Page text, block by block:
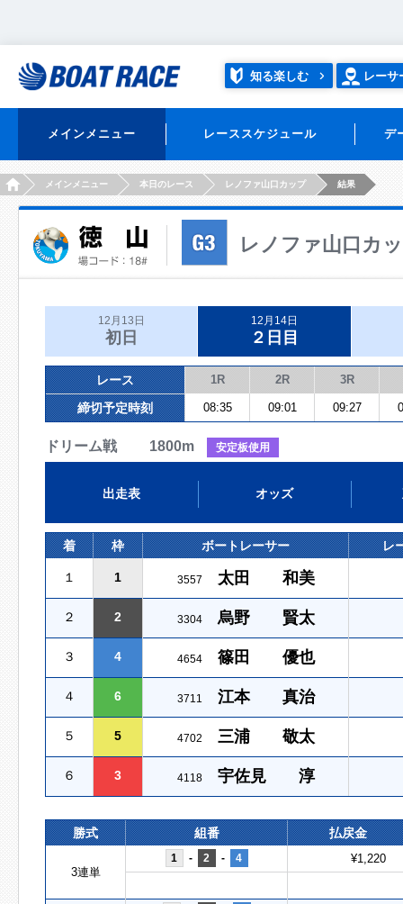
知る楽しむ レーサ
メインメニュー レーススケジュール デ
HOMEメインメニュー 本日のレース レノファ山口カップ 結果
レノファ山口カ
12月13日
初日
12月14日
２日目
レース 1R 2R 3R
締切予定時刻 08:35 09:01 09:27
ドリーム戦 1800m 安定板使用
出走表 オッズ
着 枠 ボートレーサー レ
１ 1 3557 太田 和美
２ 2 3304 烏野 賢太
３ 4 4654 篠田 優也
４ 6 3711 江本 真治
５ 5 4702 三浦 敬太
６ 3 4118 宇佐見 淳
勝式 組番 払戻金
3連単
1 - 2 - 4 ¥1,220